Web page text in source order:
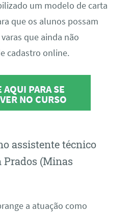
um modelo de carta
que os alunos possam
que ainda não
cadastro online.
AQUI PARA SE
NO CURSO
assistente técnico
Prados (Minas
a atuação como